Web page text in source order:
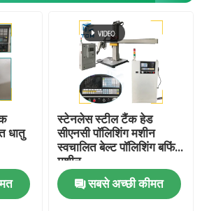
धातु
स्टेनलेस स्टील टैंक हेड
सीएनसी पॉलिशिंग मशीन
स्वचालित बेल्ट पॉलिशिंग बफिंग
मशीन
सबसे अच्छी कीमत